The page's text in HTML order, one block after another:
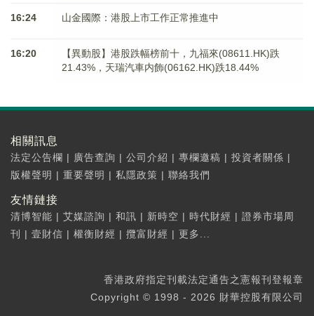
16:24 山金國際：港股上市工作正常推進中
16:20
【異動股】港股跌幅榜前十，九福來(08611.HK)跌
21.43%，天瑞汽車内飾(06162.HK)跌18.44%
相關訊息
法定公告欄 | 廣告查詢 | 公司介紹 | 專欄邀稿 | 投資者關係 |
版權聲明 | 重要聲明 | 私隱政策 | 聯絡我們
友情鏈接
清博智能 | 艾媒諮詢 | 和訊 | 新時空 | 時代財經 | 證券市場周
刊
| 壹財信 | 權衡財經 | 攬富財經 | 更多...
香港政府指定刊載法定通告之憲報刊登報章
Copyright © 1998 - 2026 財華控股有限公司